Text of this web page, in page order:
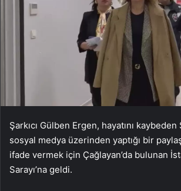
Şarkıcı Gülben Ergen, hayatını
sosyal medya üzerinden yaptığı bir
ifade vermek için Çağlayan’da bulunan
Sarayı’na geldi.